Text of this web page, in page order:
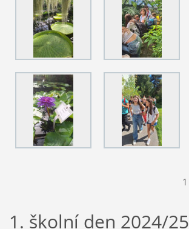
1
1. školní den 2024/25